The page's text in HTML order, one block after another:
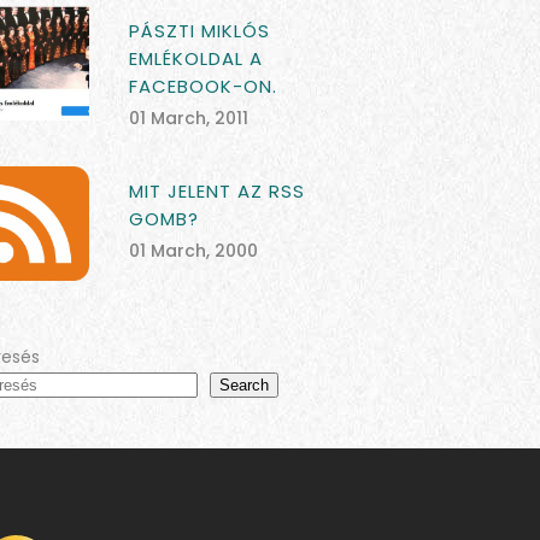
PÁSZTI MIKLÓS
EMLÉKOLDAL A
FACEBOOK-ON.
01 March, 2011
MIT JELENT AZ RSS
GOMB?
01 March, 2000
Search